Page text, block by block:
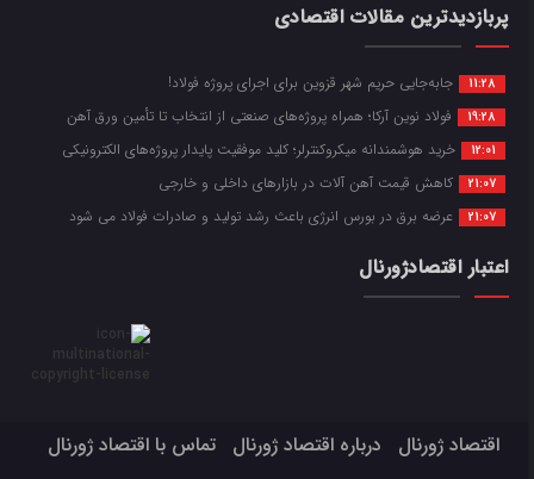
پربازدیدترین مقالات اقتصادی
11:28 جابه‌جایی حریم شهر قزوین برای اجرای پروژه فولاد!
19:28 فولاد نوین آرکا؛ همراه پروژه‌های صنعتی از انتخاب تا تأمین ورق آهن
12:01 خرید هوشمندانه میکروکنترلر؛ کلید موفقیت پایدار پروژه‌های الکترونیکی
21:07 کاهش قیمت آهن آلات در بازارهای داخلی و خارجی
21:07 عرضه برق در بورس انرژی باعث رشد تولید و صادرات فولاد می شود
اعتبار اقتصادژورنال
اقتصاد ژورنال درباره اقتصاد ژورنال
تماس با اقتصاد ژورنال